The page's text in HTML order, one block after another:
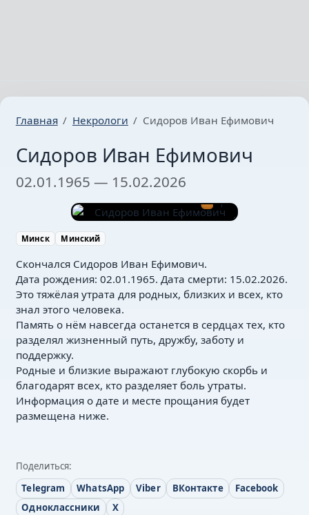
Главная Некрологи Сидоров Иван Ефимович
Сидоров Иван Ефимович
02.01.1965 — 15.02.2026
1
Минск Минский
Скончался Сидоров Иван Ефимович.
Дата рождения: 02.01.1965. Дата смерти: 15.02.2026.
Это тяжёлая утрата для родных, близких и всех, кто
знал этого человека.
Память о нём навсегда останется в сердцах тех, кто
разделял жизненный путь, дружбу, заботу и
поддержку.
Родные и близкие выражают глубокую скорбь и
благодарят всех, кто разделяет боль утраты.
Информация о дате и месте прощания будет
размещена ниже.
Поделиться:
Telegram
WhatsApp Viber ВКонтакте
Facebook
Одноклассники
X